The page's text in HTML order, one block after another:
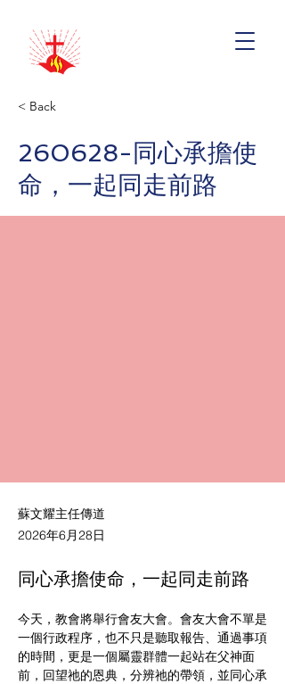
< Back
260628-同心承擔使
命，一起同走前路
蘇文耀主任傳道
2026年6月28日
同心承擔使命，一起同走前路
今天，教會將舉行會友大會。會友大會不單是
一個行政程序，也不只是聽取報告、通過事項
的時間，更是一個屬靈群體一起站在父神面
前，回望祂的恩典，分辨祂的帶領，並同心承